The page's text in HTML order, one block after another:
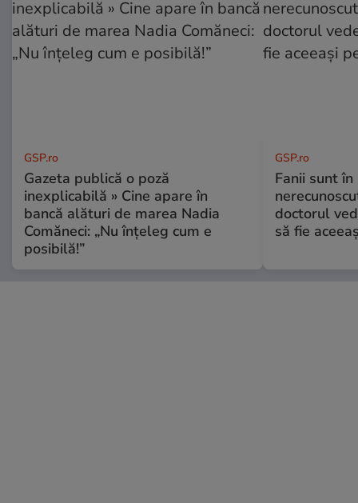
GSP.ro
Gazeta publică o poză
inexplicabilă » Cine apare în
bancă alături de marea Nadia
Comăneci: „Nu înțeleg cum e
posibilă!”
GSP.ro
Fanii sunt în
doctorul
să fie